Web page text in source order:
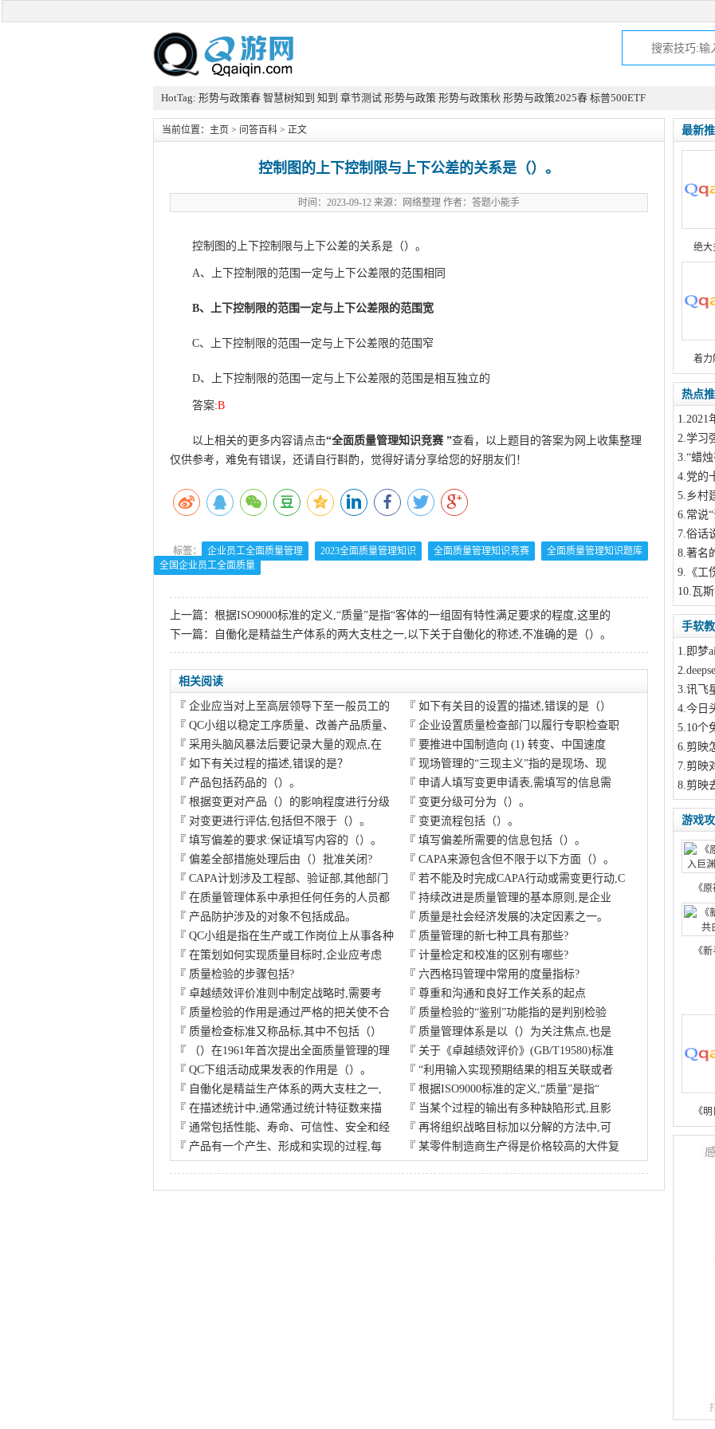
HotTag: 形势与政策春 智慧树知到 知到 章节测试 形势与政策 形势与政策秋 形势与政策2025春 标普500ETF
当前位置： 主页 > 问答百科 > 正文
控制图的上下控制限与上下公差的关系是（）。
时间：2023-09-12 来源：网络整理 作者：答题小能手
控制图的上下控制限与上下公差的关系是（）。
A、上下控制限的范围一定与上下公差限的范围相同
B、上下控制限的范围一定与上下公差限的范围宽
C、上下控制限的范围一定与上下公差限的范围窄
D、上下控制限的范围一定与上下公差限的范围是相互独立的
答案:B
以上相关的更多内容请点击“全面质量管理知识竞赛 ”查看，以上题目的答案为网上收集整理
仅供参考，难免有错误，还请自行斟酌，觉得好请分享给您的好朋友们！
标签： 企业员工全面质量管理 2023全面质量管理知识 全面质量管理知识竞赛
全面质量管理知识题库
全国企业员工全面质量
上一篇： 根据ISO9000标准的定义,“质量”是指“客体的一组固有特性满足要求的程度,这里的
下一篇：
自働化是精益生产体系的两大支柱之一,以下关于自働化的称述,不准确的是（）。
相关阅读
『 企业应当对上至高层领导下至一般员工的 『如下有关目的设置的描述,错误的是（）
『 QC小组以稳定工序质量、改善产品质量、 『企业设置质量检查部门以履行专职检查职
『 采用头脑风暴法后要记录大量的观点,在 『要推进中国制造向 (1) 转变、中国速度
『 如下有关过程的描述,错误的是？ 『现场管理的“三现主义”指的是现场、现
『 产品包括药品的（）。 『 申请人填写变更申请表,需填写的信息需
『 根据变更对产品（）的影响程度进行分级 『 变更分级可分为（）。
『 对变更进行评估,包括但不限于（）。 『 变更流程包括（）。
『 填写偏差的要求:保证填写内容的（）。 『填写偏差所需要的信息包括（）。
『 偏差全部措施处理后由（）批准关闭? 『CAPA来源包含但不限于以下方面（）。
『 CAPA计划涉及工程部、验证部,其他部门 『若不能及时完成CAPA行动或需变更行动,C
『 在质量管理体系中承担任何任务的人员都 『持续改进是质量管理的基本原则,是企业
『 产品防护涉及的对象不包括成品。 『 质量是社会经济发展的决定因素之一。
『 QC小组是指在生产或工作岗位上从事各种 『 质量管理的新七种工具有那些?
『 在策划如何实现质量目标时,企业应考虑 『计量检定和校准的区别有哪些?
『 质量检验的步骤包括? 『六西格玛管理中常用的度量指标?
『 卓越绩效评价准则中制定战略时,需要考 『尊重和沟通和良好工作关系的起点
『 质量检验的作用是通过严格的把关使不合 『 质量检验的“鉴别”功能指的是判别检验
『 质量检查标准又称品标,其中不包括（） 『 质量管理体系是以（）为关注焦点,也是
『
（）在1961年首次提出全面质量管理的理 『 关于《卓越绩效评价》(GB/T19580)标准
『 QC下组活动成果发表的作用是（）。 『“利用输入实现预期结果的相互关联或者
『 自働化是精益生产体系的两大支柱之一, 『根据ISO9000标准的定义,“质量”是指“
『 在描述统计中,通常通过统计特征数来描 『 当某个过程的输出有多种缺陷形式,且影
『 通常包括性能、寿命、可信性、安全和经 『再将组织战略目标加以分解的方法中,可
『 产品有一个产生、形成和实现的过程,每 『某零件制造商生产得是价格较高的大件复
最新
绝大
着力
热点
1.2021
2.学习
3.“蜡
4.党的
5.乡村
6.常说
7.俗话
8.著名
9.《工
10.瓦
手软
1.即梦
2
3.讯飞
4.今日
5.10个
6.剪映
7.剪映
8.剪映
游戏
《
《
《